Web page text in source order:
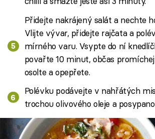
Přidejte nakrájený salát a nechte
Vlijte vývar, přidejte rajčata a
mírného varu. Vsypte do ní
povařte 10 minut, občas
osolte a opepřete.
Polévku podávejte v nahřátých
trochou olivového oleje a